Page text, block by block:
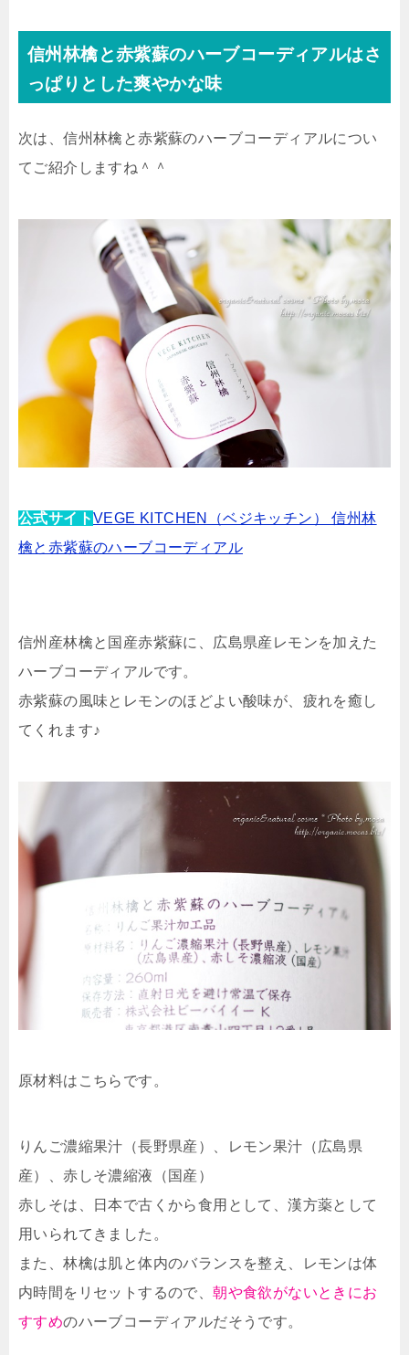
信州林檎と赤紫蘇のハーブコーディアルはさ
っぱりとした爽やかな味
次は、信州林檎と赤紫蘇のハーブコーディアルについ
てご紹介しますね＾＾
公式サイトVEGE KITCHEN（ベジキッチン） 信州林
檎と赤紫蘇のハーブコーディアル
信州産林檎と国産赤紫蘇に、広島県産レモンを加えた
ハーブコーディアルです。
赤紫蘇の風味とレモンのほどよい酸味が、疲れを癒し
てくれます♪
原材料はこちらです。
りんご濃縮果汁（長野県産）、レモン果汁（広島県
産）、赤しそ濃縮液（国産）
赤しそは、日本で古くから食用として、漢方薬として
用いられてきました。
また、林檎は肌と体内のバランスを整え、レモンは体
内時間をリセットするので、朝や食欲がないときにお
すすめのハーブコーディアルだそうです。